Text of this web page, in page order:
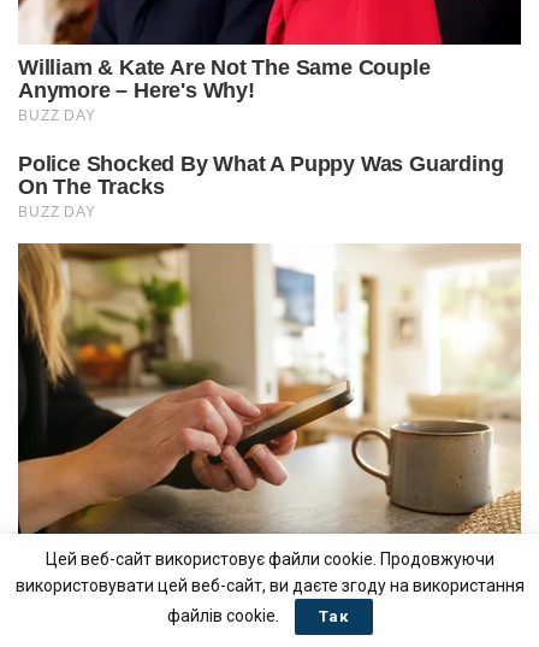
Цей веб-сайт використовує файли cookie. Продовжуючи
використовувати цей веб-сайт, ви даєте згоду на використання
файлів cookie.
Так